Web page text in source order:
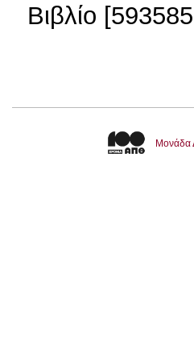
Βιβλίο
Μονάδα